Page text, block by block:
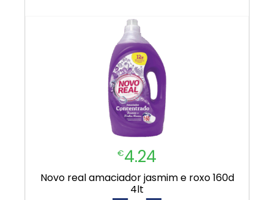
€4.24
novo real amaciador jasmim e roxo 160d
4lt